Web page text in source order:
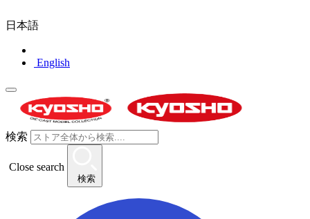
日本語
English
検索
Close search
検索